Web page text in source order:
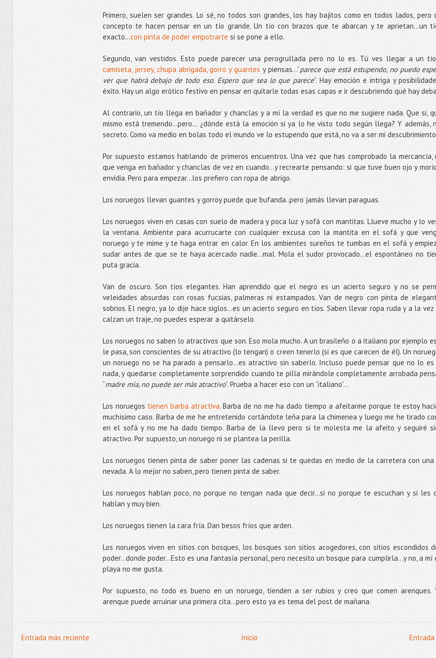
Primero, suelen ser grandes. Lo sé, no todos son grandes, los hay bajitos como en todos lados, pero
concepto te hacen pensar en un tío grande. Un tío con brazos que te abarcan y te aprietan…un
exacto...con pinta de poder empotrarte si se pone a ello.
Segundo, van vestidos. Esto puede parecer una perogrullada pero no lo es. Tú ves llegar a un
camiseta, jersey, chupa abrigada, gorro y guantes y piensas...”parece que está estupendo, no puedo
ver que habrá debajo de todo eso. Espero que sea lo que parece”. Hay emoción e intriga y
éxito. Hay un algo erótico festivo en pensar en quitarle todas esas capas e ir descubriendo qué hay
Al contrario, un tío llega en bañador y chanclas y a mí la verdad es que no me sugiere nada. Que si,
mismo está tremendo...pero... ¿dónde está la emoción si ya lo he visto todo según llega? Y además,
secreto. Como va medio en bolas todo el mundo ve lo estupendo que está, no va a ser mi
Por supuesto estamos hablando de primeros encuentros. Una vez que has comprobado la mercancía,
que venga en bañador y chanclas de vez en cuando…y recrearte pensando: si que tuve buen ojo y
envidia. Pero para empezar...los prefiero con ropa de abrigo.
Los noruegos llevan guantes y gorroy puede que bufanda..pero jamás llevan paraguas.
Los noruegos viven en casas con suelo de madera y poca luz y sofá con mantitas. Llueve mucho y lo
la ventana. Ambiente para acurrucarte con cualquier excusa con la mantita en el sofá y que
noruego y te mime y te haga entrar en calor. En los ambientes sureños te tumbas en el sofá y
sudar antes de que se te haya acercado nadie...mal. Mola el sudor provocado…el espontáneo no
puta gracia.
Van de oscuro. Son tíos elegantes. Han aprendido que el negro es un acierto seguro y no se
veleidades absurdas con rosas fucsias, palmeras ni estampados. Van de negro con pinta de
sobrios. El negro, ya lo dije hace siglos…es un acierto seguro en tíos. Saben llevar ropa ruda y a la vez
calzan un traje, no puedes esperar a quitárselo.
Los noruegos no saben lo atractivos que son. Eso mola mucho. A un brasileño o a italiano por ejemplo
le pasa, son conscientes de su atractivo (lo tengan) o creen tenerlo (si es que carecen de él). Un
un noruego no se ha parado a pensarlo…es atractivo sin saberlo. Incluso puede pensar que no lo es
nada, y quedarse completamente sorprendido cuando te pilla mirándole completamente arrobada
“madre mía, no puede ser más atractivo”. Prueba a hacer eso con un “italiano”…
Los noruegos tienen barba atractiva. Barba de no me ha dado tiempo a afeitarme porque te estoy
muchísimo caso. Barba de me he entretenido cortándote leña para la chimenea y luego me he tirado
en el sofá y no me ha dado tiempo. Barba de la llevo pero si te molesta me la afeito y seguiré
atractivo. Por supuesto, un noruego ni se plantea la perilla.
Los noruegos tienen pinta de saber poner las cadenas si te quedas en medio de la carretera con una
nevada. A lo mejor no saben, pero tienen pinta de saber.
Los noruegos hablan poco, no porque no tengan nada que decir...si no porque te escuchan y si les
hablan y muy bien.
Los noruegos tienen la cara fría. Dan besos fríos que arden.
Los noruegos viven en sitios con bosques, los bosques son sitios acogedores, con sitios escondidos
poder...donde poder…Esto es una fantasía personal, pero necesito un bosque para cumplirla...y no, a mí
playa no me gusta.
Por supuesto, no todo es bueno en un noruego, tienden a ser rubios y creo que comen arenques.
arenque puede arruinar una primera cita…pero esto ya es tema del post de mañana.
Entrada más reciente Inicio